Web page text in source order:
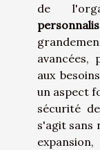
de
avancées,
aux
un aspect
sécurité
s'agit sans